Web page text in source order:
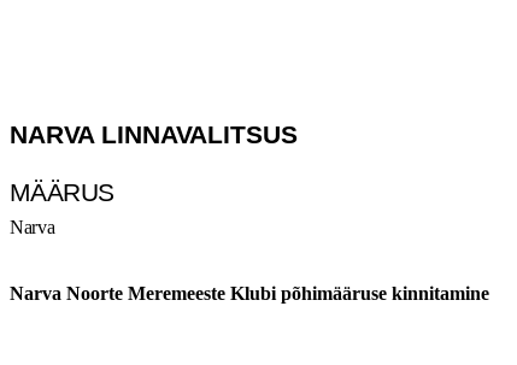
NARVA LINNAVALITSUS
MÄÄRUS
Narva
Narva Noorte Meremeeste Klubi põhimääruse kinnitamine